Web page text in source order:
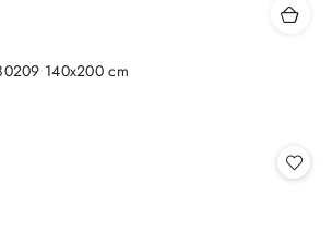
140x200 cm